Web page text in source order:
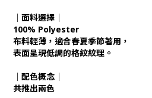
｜面料選擇｜
100% Polyester
布料輕薄，適合春夏季節著用，
表面呈現低調的格紋紋理。
｜配色概念｜
共推出兩色